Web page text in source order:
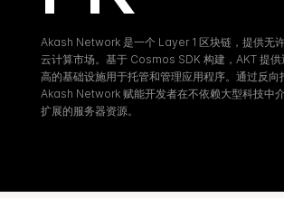
Akash Network 是一个 Layer 1 区块链，提供无
云计算市场。基于 Cosmos SDK 构建，AKT 提供
高的基础设施用于托管和管理应用程序。通过反向
Akash Network 赋能开发者在不依赖大型科技中
扩展的服务器资源。